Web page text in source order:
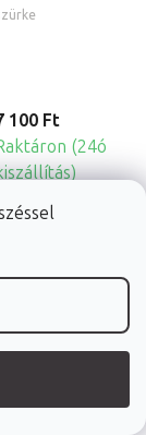
100 Ft
(24ó
RÉSZLET